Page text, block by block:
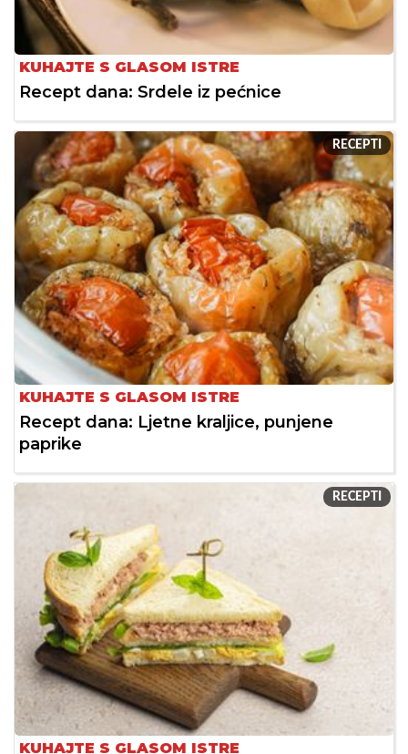
KUHAJTE S GLASOM ISTRE
Recept dana: Srdele iz pećnice
RECEPTI
KUHAJTE S GLASOM ISTRE
Recept dana: Ljetne kraljice, punjene
paprike
RECEPTI
KUHAJTE S GLASOM ISTRE